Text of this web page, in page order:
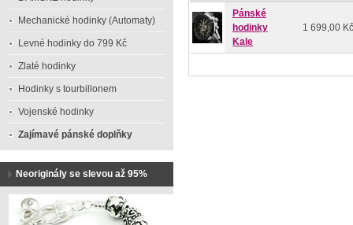
Pánské
hodinky
Kale
1 699,00 Kč
Mechanické hodinky (Automaty)
Levné hodinky do 799 Kč
Zlaté hodinky
Hodinky s tourbillonem
Vojenské hodinky
Zajímavé pánské doplňky
Neoriginály se slevou až 95%